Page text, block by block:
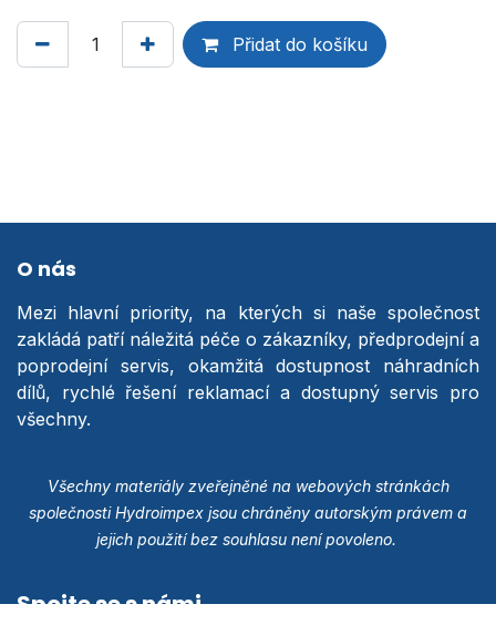
Přidat do košíku
O nás
Mezi hlavní priority, na kterých si naše společnost
zakládá patří náležitá péče o zákazníky, předprodejní a
poprodejní servis, okamžitá dostupnost náhradních
dílů, rychlé řešení reklamací a dostupný servis pro
všechny.
Všechny materiály zveřejněné na webových stránkách
společnosti Hydroimpex jsou chráněny autorským právem a
jejich použití bez souhlasu není povoleno.
Spojte se s námi